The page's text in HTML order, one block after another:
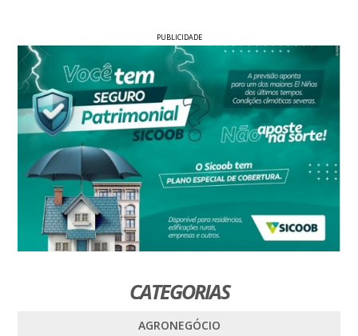
PUBLICIDADE
CATEGORIAS
AGRONEGÓCIO